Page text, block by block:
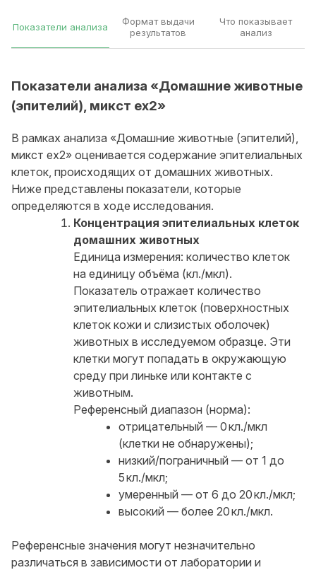
Показатели анализа
Формат выдачи
результатов
Что показывает
анализ
Показатели анализа «Домашние животные
(эпителий), микст ex2»
В рамках анализа «Домашние животные (эпителий),
микст ex2» оценивается содержание эпителиальных
клеток, происходящих от домашних животных.
Ниже представлены показатели, которые
определяются в ходе исследования.
Концентрация эпителиальных клеток
домашних животных
Единица измерения: количество клеток
на единицу объёма (кл./мкл).
Показатель отражает количество
эпителиальных клеток (поверхностных
клеток кожи и слизистых оболочек)
животных в исследуемом образце. Эти
клетки могут попадать в окружающую
среду при линьке или контакте с
животным.
Референсный диапазон (норма):
отрицательный — 0 кл./мкл
(клетки не обнаружены);
низкий/пограничный — от 1 до
5 кл./мкл;
умеренный — от 6 до 20 кл./мкл;
высокий — более 20 кл./мкл.
Референсные значения могут незначительно
различаться в зависимости от лаборатории и